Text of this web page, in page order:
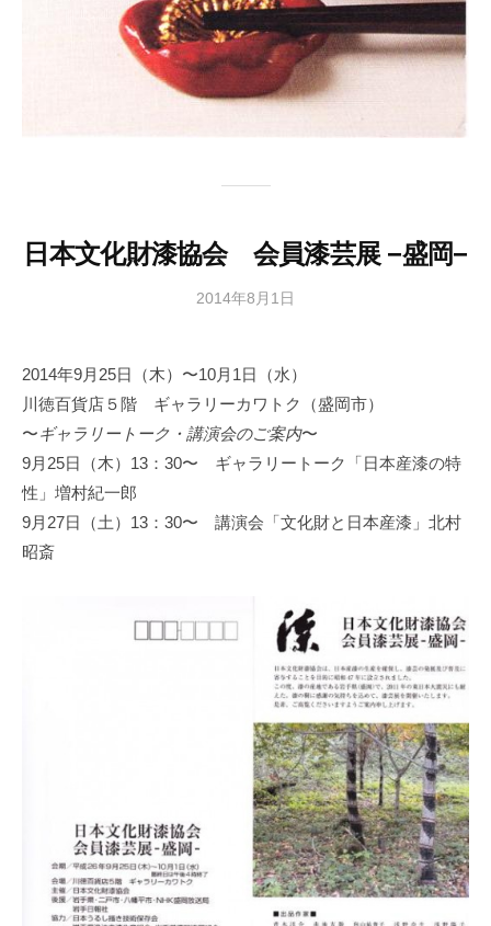
日本文化財漆協会 会員漆芸展 −盛岡−
2014年8月1日
本
文
化
財
会
局
2014年9月25日（木）〜10月1日（水）
川徳百貨店５階 ギャラリーカワトク（盛岡市）
〜ギャラリートーク・講演会のご案内〜
9月25日（木）13：30〜 ギャラリートーク「日本産漆の特
性」増村紀一郎
9月27日（土）13：30〜 講演会「文化財と日本産漆」北村
昭斎